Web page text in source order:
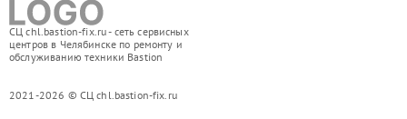
СЦ chl.bastion-fix.ru - сеть сервисных
центров в Челябинске по ремонту и
обслуживанию техники Bastion
2021-2026 © СЦ chl.bastion-fix.ru